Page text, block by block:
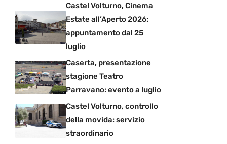
Castel Volturno, Cinema
Estate all’Aperto 2026:
appuntamento dal 25
luglio
Caserta, presentazione
stagione Teatro
Parravano: evento a luglio
Castel Volturno, controllo
della movida: servizio
straordinario